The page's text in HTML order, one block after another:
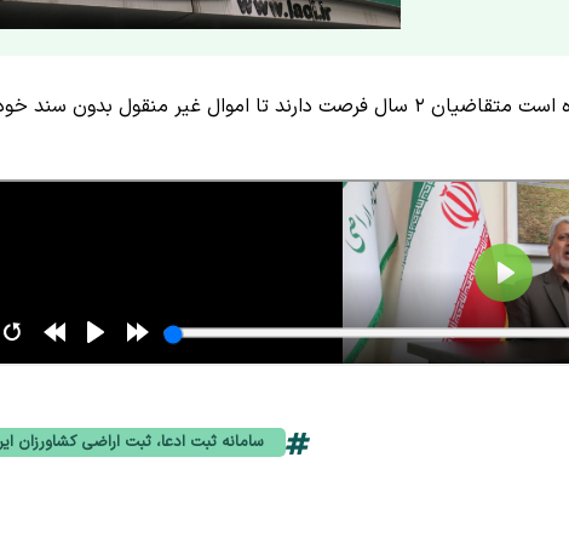
با توجه به اینکه سامانه ثبت ادعا از هفته گذشته فعال شده است متقاضیان ۲ سال فرصت دارند تا اموال غیر منقول بدون
سامانه ثبت ادعا، ثبت اراضی کشاورزان